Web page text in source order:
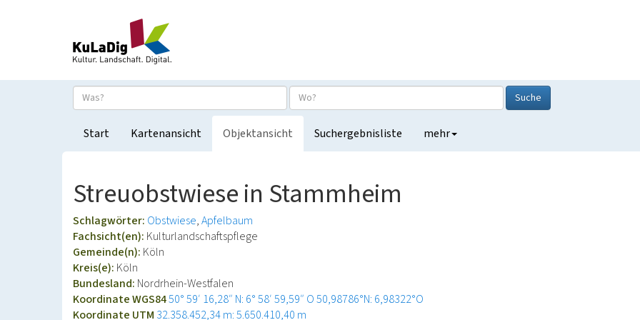
Suche
Start Kartenansicht Objektansicht Suchergebnisliste mehr
Streuobstwiese in Stammheim
Schlagwörter: Obstwiese Apfelbaum
Fachsicht(en): Kulturlandschaftspflege
Gemeinde(n): Köln
Kreis(e): Köln
Bundesland: Nordrhein-Westfalen
Koordinate WGS8450° 59′ 16,28″ N: 6° 58′ 59,59″ O50,98786°N: 6,98322°O
Koordinate UTM 32.358.452,34 m: 5.650.410,40 m